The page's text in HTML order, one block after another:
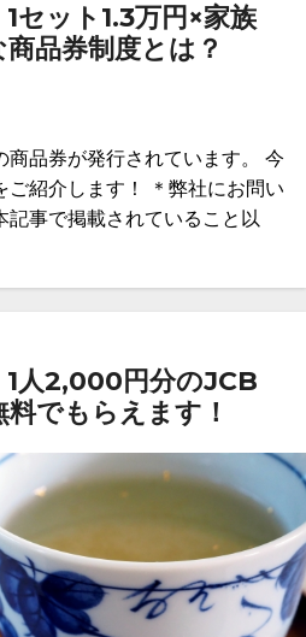
1セット1.3万円×家族
品券制度とは？
商品券が発行されています。 今
ご紹介します！ ＊弊社にお問い
事で掲載されていること以
1人2,000円分のJCB
でもらえます！